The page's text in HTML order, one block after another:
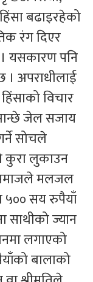
बढाइरहेको
रंग दिएर
यसकारण पनि
अपराधीलाई
विचार
जेल सजाय
सोचले
कुरा लुकाउन
मलजल
५०० सय रुपैयाँ
ज्यान
लगाएको
बालाको